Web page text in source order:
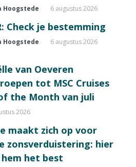
Hoogstede 6 augustus 2026
Check je bestemming
Hoogstede 6 augustus 2026
van Oeveren
tot MSC Cruises
the Month van juli
2026
maakt zich op voor
zonsverduistering: hier
hem het best